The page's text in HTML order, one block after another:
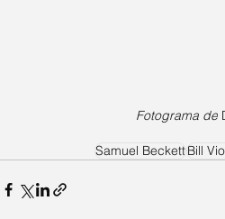
Fotograma de
Samuel BeckettBill